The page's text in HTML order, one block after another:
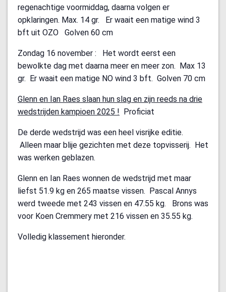
regenachtige voormiddag, daarna volgen er
opklaringen. Max. 14 gr. Er waait een matige wind 3
bft uit OZO Golven 60 cm
Zondag 16 november : Het wordt eerst een
bewolkte dag met daarna meer en meer zon. Max 13
gr. Er waait een matige NO wind 3 bft. Golven 70 cm
Glenn en Ian Raes slaan hun slag en zijn reeds na drie
wedstrijden kampioen 2025 ! Proficiat
De derde wedstrijd was een heel visrijke editie.
Alleen maar blije gezichten met deze topvisserij. Het
was werken geblazen.
Glenn en Ian Raes wonnen de wedstrijd met maar
liefst 51.9 kg en 265 maatse vissen. Pascal Annys
werd tweede met 243 vissen en 47.55 kg. Brons was
voor Koen Cremmery met 216 vissen en 35.55 kg.
Volledig klassement hieronder.